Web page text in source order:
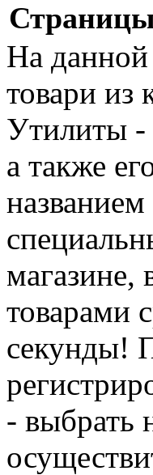
На данной
товари из
Утилиты -
а также
магазине,
товарами
секунды!
- выбрать